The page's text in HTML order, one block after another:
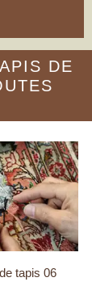
DE
tapis 06